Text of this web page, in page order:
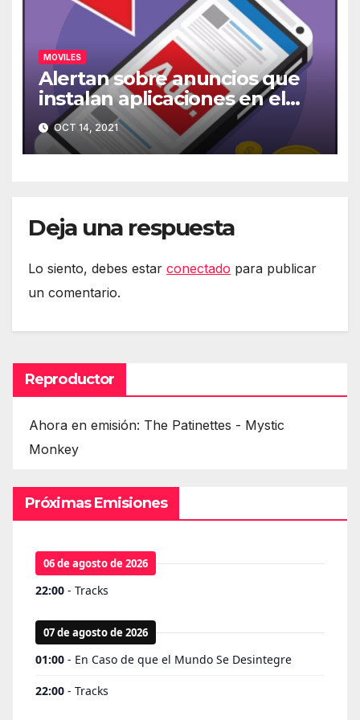
MOVILES
Alertan sobre anuncios que
instalan aplicaciones en el
móvil
OCT 14, 2021
Deja una respuesta
Lo siento, debes estar conectado para publicar
un comentario.
Reproductor
Ahora en emisión: The Patinettes - Mystic
Monkey
Próximas Emisiones